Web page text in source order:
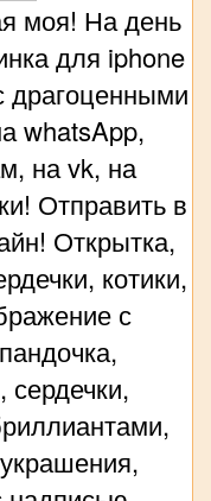
моя! На день
для iphone
драгоценными
whatsApp,
на vk, на
Отправить в
Открытка,
котики,
с